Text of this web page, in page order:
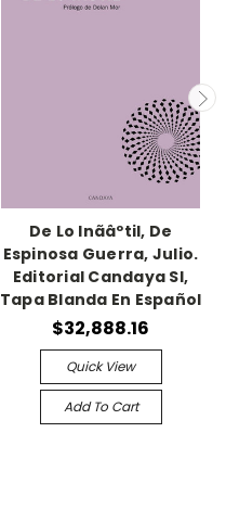
De Lo Inãâºtil, De
Espinosa Guerra, Julio.
Editorial Candaya Sl,
Tapa Blanda En Español
$32,888.16
Quick View
Add To Cart